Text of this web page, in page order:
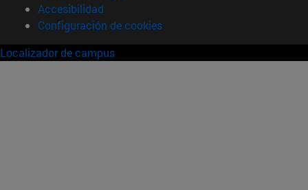
Accesibilidad
Configuración de cookies
Localizador de campus